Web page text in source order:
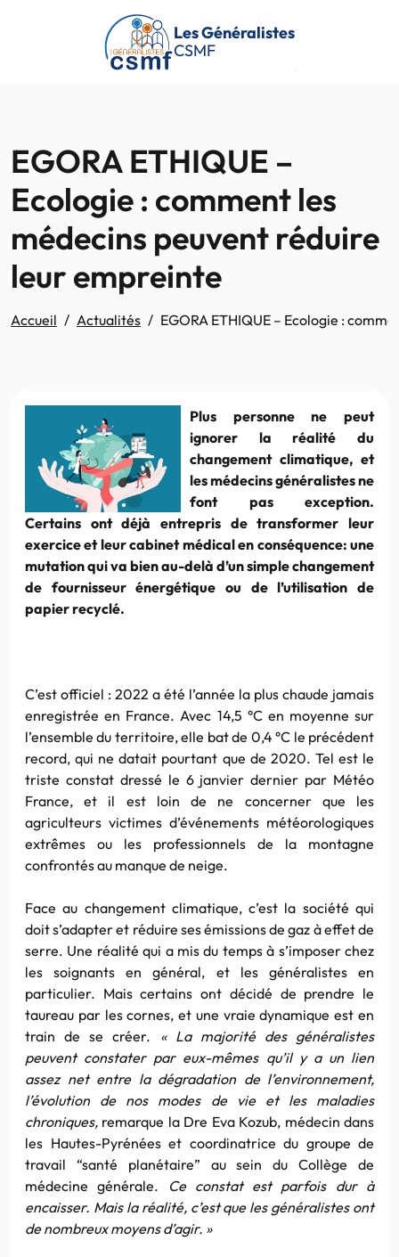
Passer au contenu principal
Les Généralistes
CSMF
EGORA ETHIQUE –
Ecologie : comment les
médecins peuvent réduire
leur empreinte
Accueil Actualités EGORA ETHIQUE – Ecologie :
Plus personne ne peut
ignorer la réalité du
changement climatique, et
les médecins généralistes ne
font pas exception.
Certains ont déjà entrepris de transformer leur
exercice et leur cabinet médical en conséquence: une
mutation qui va bien au-delà d’un simple changement
de fournisseur énergétique ou de l’utilisation de
papier recyclé.
C’est officiel : 2022 a été l’année la plus chaude jamais
enregistrée en France. Avec 14,5 °C en moyenne sur
l’ensemble du territoire, elle bat de 0,4 °C le précédent
record, qui ne datait pourtant que de 2020. Tel est le
triste constat dressé le 6 janvier dernier par Météo
France, et il est loin de ne concerner que les
agriculteurs victimes d’événements météorologiques
extrêmes ou les professionnels de la montagne
confrontés au manque de neige.
Face au changement climatique, c’est la société qui
doit s’adapter et réduire ses émissions de gaz à effet de
serre. Une réalité qui a mis du temps à s’imposer chez
les soignants en général, et les généralistes en
particulier. Mais certains ont décidé de prendre le
taureau par les cornes, et une vraie dynamique est en
train de se créer. « La majorité des généralistes
peuvent constater par eux-mêmes qu’il y a un lien
assez net entre la dégradation de l’environnement,
l’évolution de nos modes de vie et les maladies
chroniques, remarque la Dre Eva Kozub, médecin dans
les Hautes-Pyrénées et coordinatrice du groupe de
travail “santé planétaire” au sein du Collège de
médecine générale.
Ce constat est parfois dur à
encaisser. Mais la réalité, c’est que les généralistes ont
de nombreux moyens d’agir. »